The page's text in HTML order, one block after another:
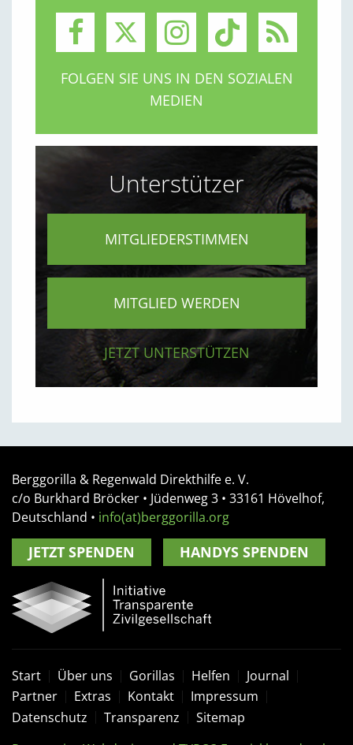
FOLGEN SIE UNS IN DEN SOZIALEN
MEDIEN
Unterstützer
MITGLIEDERSTIMMEN
MITGLIED WERDEN
JETZT UNTERSTÜTZEN
Berggorilla & Regenwald Direkthilfe e. V.
c/o Burkhard Bröcker • Jüdenweg 3 • 33161 Hövelhof,
Deutschland • info(at)berggorilla.org
JETZT SPENDEN HANDYS SPENDEN
Start Über uns Gorillas Helfen
Journal
Partner
Extras Kontakt
Impressum
Datenschutz
Transparenz
Sitemap